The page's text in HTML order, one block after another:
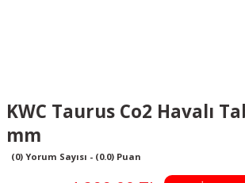
KWC Taurus Co2 Havalı
mm
(0) Yorum Sayısı - (0.0) Puan